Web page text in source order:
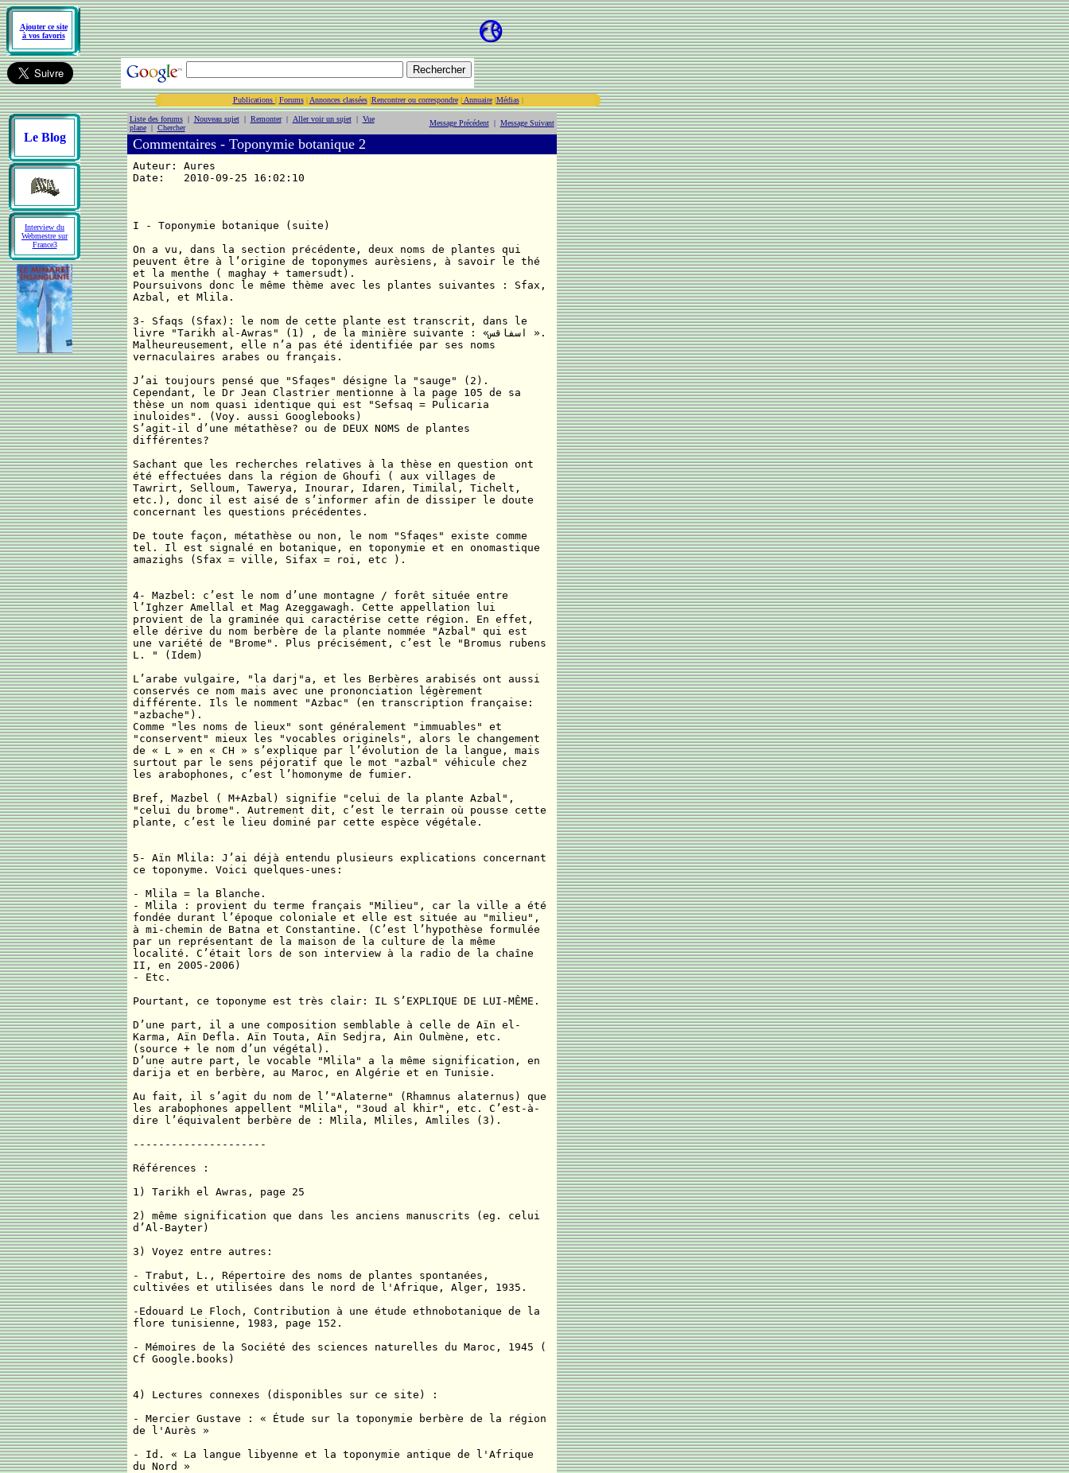
Ajouter ce site
à vos favoris
Publications | Forums| Annonces classées|Rencontrer ou correspondre|Annuaire|Médias|
Le Blog
Interview du
Webmestre sur
France3
Liste des forums| Nouveau sujet| Remonter| Aller voir un sujet| Vue
plane| Chercher
Message Précédent| Message Suivant
Commentaires - Toponymie botanique 2
Auteur: Aures
Date: 2010-09-25 16:02:10
I - Toponymie botanique (suite)
On a vu, dans la section précédente, deux noms de plantes qui
peuvent être à l’origine de toponymes aurèsiens, à savoir le thé
et la menthe ( maghay + tamersudt).
Poursuivons donc le même thème avec les plantes suivantes : Sfax,
Azbal, et Mlila.
3- Sfaqs (Sfax): le nom de cette plante est transcrit, dans le
livre "Tarikh al-Awras" (1) , de la minière suivante : «اسفاقس ».
Malheureusement, elle n’a pas été identifiée par ses noms
vernaculaires arabes ou français.
J’ai toujours pensé que "Sfaqes" désigne la "sauge" (2).
Cependant, le Dr Jean Clastrier mentionne à la page 105 de sa
thèse un nom quasi identique qui est "Sefsaq = Pulicaria
inuloides". (Voy. aussi Googlebooks)
S’agit-il d’une métathèse? ou de DEUX NOMS de plantes
différentes?
Sachant que les recherches relatives à la thèse en question ont
été effectuées dans la région de Ghoufi ( aux villages de
Tawrirt, Selloum, Tawerya, Inourar, Idaren, Timilal, Tichelt,
etc.), donc il est aisé de s’informer afin de dissiper le doute
concernant les questions précédentes.
De toute façon, métathèse ou non, le nom "Sfaqes" existe comme
tel. Il est signalé en botanique, en toponymie et en onomastique
amazighs (Sfax = ville, Sifax = roi, etc ).
4- Mazbel: c’est le nom d’une montagne / forêt située entre
l’Ighzer Amellal et Mag Azeggawagh. Cette appellation lui
provient de la graminée qui caractérise cette région. En effet,
elle dérive du nom berbère de la plante nommée "Azbal" qui est
une variété de "Brome". Plus précisément, c’est le "Bromus rubens
L. " (Idem)
L’arabe vulgaire, "la darj"a, et les Berbères arabisés ont aussi
conservés ce nom mais avec une prononciation légèrement
différente. Ils le nomment "Azbac" (en transcription française:
"azbache").
Comme "les noms de lieux" sont généralement "immuables" et
"conservent" mieux les "vocables originels", alors le changement
de « L » en « CH » s’explique par l’évolution de la langue, mais
surtout par le sens péjoratif que le mot "azbal" véhicule chez
les arabophones, c’est l’homonyme de fumier.
Bref, Mazbel ( M+Azbal) signifie "celui de la plante Azbal",
"celui du brome". Autrement dit, c’est le terrain où pousse cette
plante, c’est le lieu dominé par cette espèce végétale.
5- Aïn Mlila: J’ai déjà entendu plusieurs explications concernant
ce toponyme. Voici quelques-unes:
- Mlila = la Blanche.
- Mlila : provient du terme français "Milieu", car la ville a été
fondée durant l’époque coloniale et elle est située au "milieu",
à mi-chemin de Batna et Constantine. (C’est l’hypothèse formulée
par un représentant de la maison de la culture de la même
localité. C’était lors de son interview à la radio de la chaîne
II, en 2005-2006)
- Etc.
Pourtant, ce toponyme est très clair: IL S’EXPLIQUE DE LUI-MÊME.
D’une part, il a une composition semblable à celle de Aïn el-
Karma, Aïn Defla. Aïn Touta, Aïn Sedjra, Ain Oulmène, etc.
(source + le nom d’un végétal).
D’une autre part, le vocable "Mlila" a la même signification, en
darija et en berbère, au Maroc, en Algérie et en Tunisie.
Au fait, il s’agit du nom de l’"Alaterne" (Rhamnus alaternus) que
les arabophones appellent "Mlila", "3oud al khir", etc. C’est-à-
dire l’équivalent berbère de : Mlila, Mliles, Amliles (3).
---------------------
Références :
1) Tarikh el Awras, page 25
2) même signification que dans les anciens manuscrits (eg. celui
d’Al-Bayter)
3) Voyez entre autres:
- Trabut, L., Répertoire des noms de plantes spontanées,
cultivées et utilisées dans le nord de l'Afrique, Alger, 1935.
-Edouard Le Floch, Contribution à une étude ethnobotanique de la
flore tunisienne, 1983, page 152.
- Mémoires de la Société des sciences naturelles du Maroc, 1945 (
Cf Google.books)
4) Lectures connexes (disponibles sur ce site) :
- Mercier Gustave : « Étude sur la toponymie berbère de la région
de l'Aurès »
- Id. « La langue libyenne et la toponymie antique de l'Afrique
du Nord »